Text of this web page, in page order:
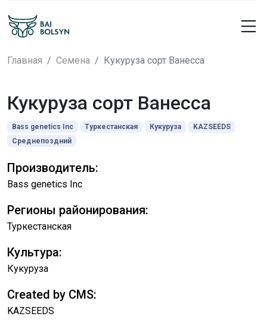
Главная Семена Кукуруза сорт Ванесса
Кукуруза сорт Ванесса
Bass genetics Inc Туркестанская Кукуруза
KAZSEEDS
Среднепоздний
Производитель:
Bass genetics Inc
Регионы районирования:
Туркестанская
Культура:
Кукуруза
Created by CMS:
KAZSEEDS